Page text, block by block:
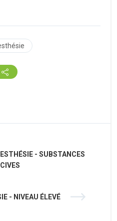
- SUBSTANCES
- NIVEAU ÉLEVÉ